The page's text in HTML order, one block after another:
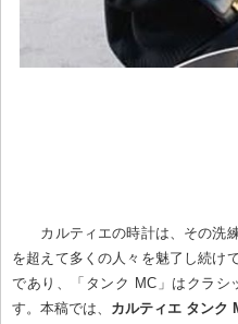
カルティエの時計は、その洗
を超えて多くの人々を魅了し続け
であり、「タンク MC」はクラシ
す。本稿では、 カルティエ タンク